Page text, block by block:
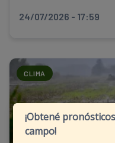
¡Obtené
campo!
24/07/2026 - 17:59
CLIMA